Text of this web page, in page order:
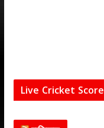
Live Cricket Score